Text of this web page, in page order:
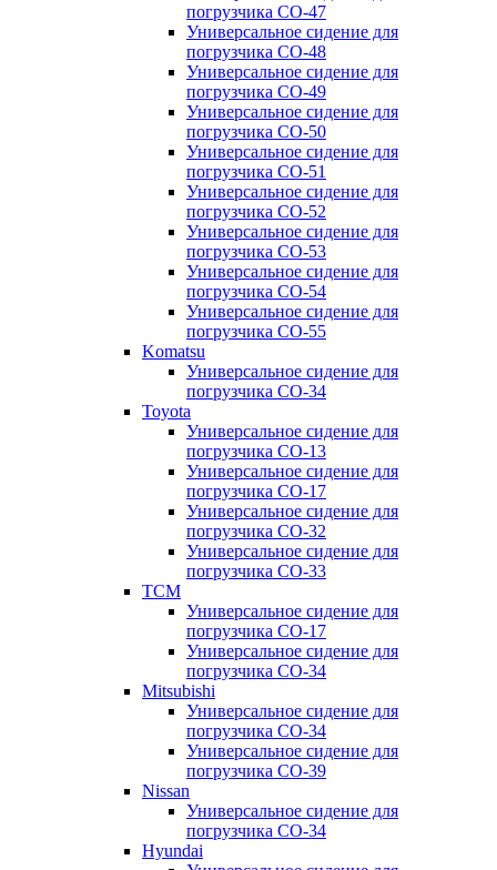
погрузчика CO-47
Универсальное сидение для
погрузчика CO-48
Универсальное сидение для
погрузчика CO-49
Универсальное сидение для
погрузчика CO-50
Универсальное сидение для
погрузчика CO-51
Универсальное сидение для
погрузчика CO-52
Универсальное сидение для
погрузчика CO-53
Универсальное сидение для
погрузчика CO-54
Универсальное сидение для
погрузчика CO-55
Komatsu
Универсальное сидение для
погрузчика CO-34
Toyota
Универсальное сидение для
погрузчика CO-13
Универсальное сидение для
погрузчика CO-17
Универсальное сидение для
погрузчика CO-32
Универсальное сидение для
погрузчика CO-33
TCM
Универсальное сидение для
погрузчика CO-17
Универсальное сидение для
погрузчика CO-34
Mitsubishi
Универсальное сидение для
погрузчика CO-34
Универсальное сидение для
погрузчика CO-39
Nissan
Универсальное сидение для
погрузчика CO-34
Hyundai